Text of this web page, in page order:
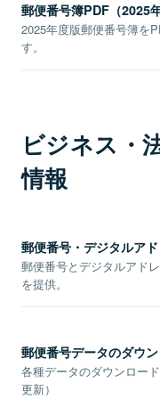
郵便番号簿PDF（2025
2025年度版郵便番号簿を
す。
ビジネス・
情報
郵便番号・デジタルア
郵便番号とデジタルアド
を提供。
郵便番号データのダウ
各種データのダウンロー
更新）